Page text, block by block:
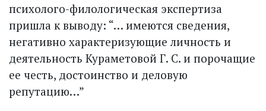
психолого-филологическая экс­пертиза
пришла к выводу: “… имеются сведения,
негативно характеризующие личность и
деятельность Кураметовой Г. С. и порочащие
ее честь, достоинство и деловую
репутацию…”